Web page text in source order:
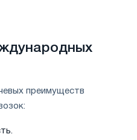
преимуществ